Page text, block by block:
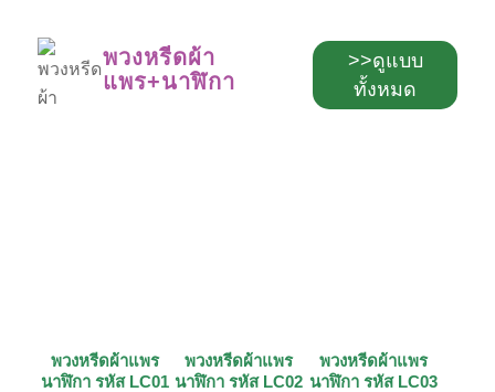
พวงหรีดผ้า
แพร+นาฬิกา
>>ดูแบบ
ทั้งหมด
พวงหรีดผ้าแพร
นาฬิกา รหัส LC01
พวงหรีดผ้าแพร
นาฬิกา รหัส LC02
พวงหรีดผ้าแพร
นาฬิกา รหัส LC03